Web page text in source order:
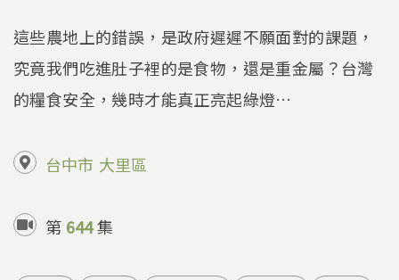
這些農地上的錯誤，是政府遲遲不願面對的課題，
究竟我們吃進肚子裡的是食物，還是重金屬？台灣
的糧食安全，幾時才能真正亮起綠燈…
台中市 大里區
第 644集